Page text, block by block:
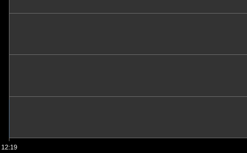
12:19